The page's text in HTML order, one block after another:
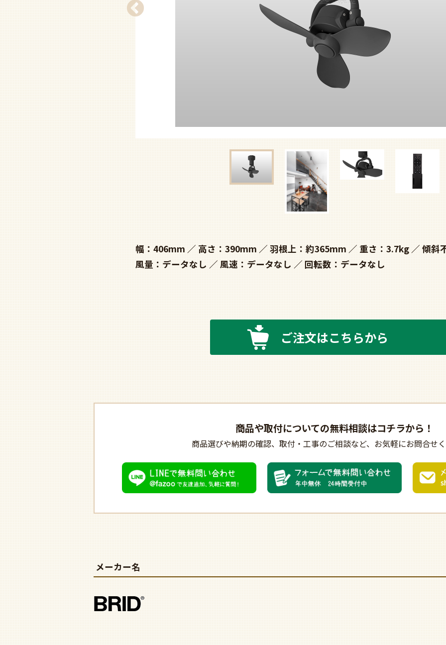
幅：406mm 高さ：390mm 羽根上：約365mm 重さ：3.7kg
傾斜
風量：データなし
風速：データなし 回転数：データなし
ご注文はこちらから
商品や取付についての無料相談はコチラから！
商品選びや納期の確認、 取付・工事のご相談など、 お気軽にお問合せ
メーカー名